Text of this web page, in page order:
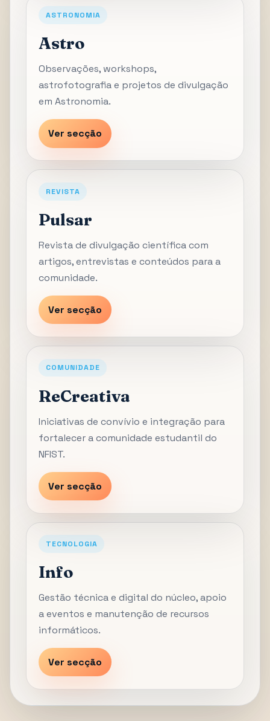
ASTRONOMIA
Astro
Observações, workshops,
astrofotografia e projetos de divulgação
em Astronomia.
Ver secção
REVISTA
Pulsar
Revista de divulgação científica com
artigos, entrevistas e conteúdos para a
comunidade.
Ver secção
COMUNIDADE
ReCreativa
Iniciativas de convívio e integração para
fortalecer a comunidade estudantil do
NFIST.
Ver secção
TECNOLOGIA
Info
Gestão técnica e digital do núcleo, apoio
a eventos e manutenção de recursos
informáticos.
Ver secção